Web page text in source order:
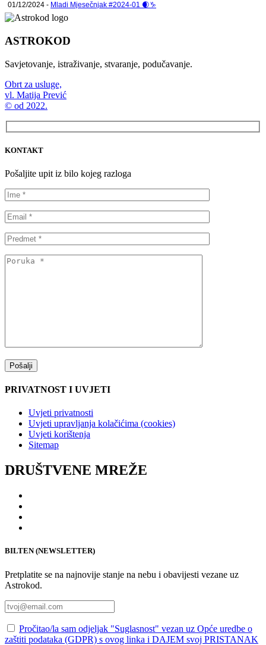
01/12/2024 - Mladi Mjesečnjak #2024-01 🌒♑
ASTROKOD
Savjetovanje, istraživanje, stvaranje, podučavanje.
Obrt za usluge,
vl. Matija Prević
© od 2022.
KONTAKT
Pošaljite upit iz bilo kojeg razloga
PRIVATNOST I UVJETI
Uvjeti privatnosti
Uvjeti upravljanja kolačićima (cookies)
Uvjeti korištenja
Sitemap
DRUŠTVENE MREŽE
BILTEN (NEWSLETTER)
Pretplatite se na najnovije stanje na nebu i obavijesti vezane uz
Astrokod.
Pročitao/la sam odjeljak "Suglasnost" vezan uz Opće uredbe o
zaštiti podataka (GDPR) s ovog linka i DAJEM svoj PRISTANAK